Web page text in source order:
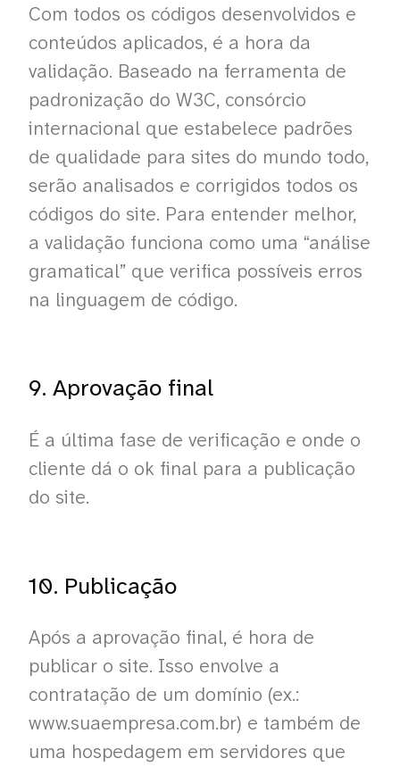
Com todos os códigos desenvolvidos e
conteúdos aplicados, é a hora da
validação. Baseado na ferramenta de
padronização do W3C, consórcio
internacional que estabelece padrões
de qualidade para sites do mundo todo,
serão analisados e corrigidos todos os
códigos do site. Para entender melhor,
a validação funciona como uma “análise
gramatical” que verifica possíveis erros
na linguagem de código.
9. Aprovação final
É a última fase de verificação e onde o
cliente dá o ok final para a publicação
do site.
10. Publicação
Após a aprovação final, é hora de
publicar o site. Isso envolve a
contratação de um domínio (ex.:
www.suaempresa.com.br) e também de
uma hospedagem em servidores que